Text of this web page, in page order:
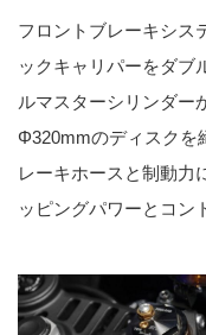
フロントブレーキシス
ックキャリパーをダブ
ルマスターシリンダー
Φ320mmのディスクを
レーキホースと制動力
ッピングパワーとコン